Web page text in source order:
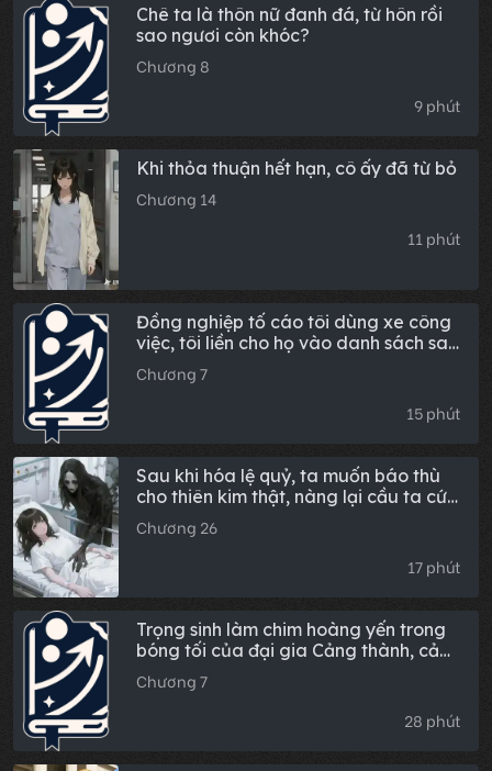
Chê ta là thôn nữ đanh đá, từ hôn rồi
sao ngươi còn khóc?
Chương 8
9 phút
Khi thỏa thuận hết hạn, cô ấy đã từ bỏ
Chương 14
11 phút
Đồng nghiệp tố cáo tôi dùng xe công
việc, tôi liền cho họ vào danh sách sa
thải
Chương 7
15 phút
Sau khi hóa lệ quỷ, ta muốn báo thù
cho thiên kim thật, nàng lại cầu ta cứu
kẻ giả mạo đã hại mình
Chương 26
17 phút
Trọng sinh làm chim hoàng yến trong
bóng tối của đại gia Cảng thành, cả
nhà hối hận không kịp
Chương 7
28 phút